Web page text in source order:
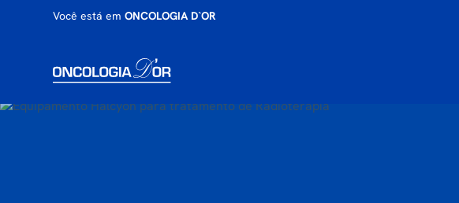
Você está emONCOLOGIA D`OR